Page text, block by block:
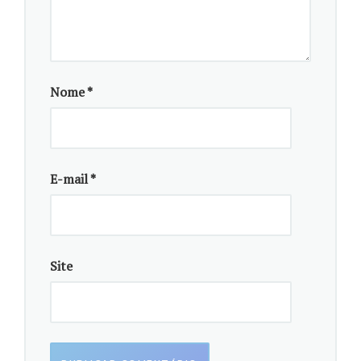
características coordenadas pelo DNA
animal”, explica a docente.
O sistema de produção é considerado promissor, pois
quantidade de gordura. “Podemos até produzir a
carne animal com gordura vegetal, para
Nome*
E-mail*
Site